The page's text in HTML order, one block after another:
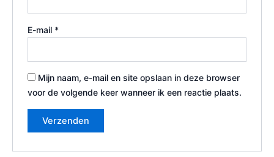
E-mail *
Mijn naam, e-mail en site opslaan in deze browser
voor de volgende keer wanneer ik een reactie plaats.